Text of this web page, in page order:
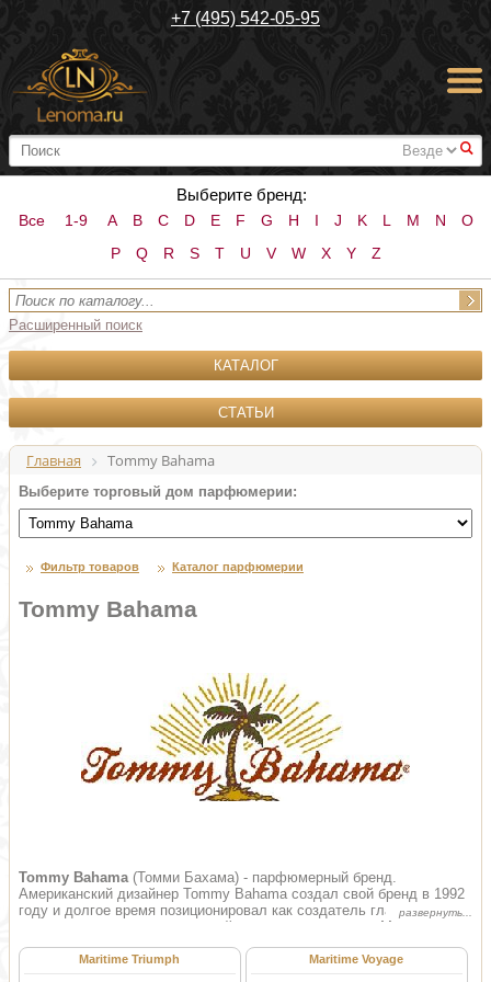
+7 (495) 542-05-95
#
Выберите бренд:
Все 1-9 A B C D E F G H I J K L M N
O
P
Q R S T U V W X Y Z
Расширенный поиск
КАТАЛОГ
СТАТЬИ
Главная Tommy Bahama
Выберите торговый дом парфюмерии:
Фильтр товаров Каталог парфюмерии
Tommy Bahama
Tommy Bahama(Томми Бахама) - парфюмерный бренд.
Американский дизайнер Tommy Bahama создал свой бренд в 1992
году и долгое время позиционировал как создатель гламурной
одежды и аксессуаров пляжной тематики для элиты. Марка
славилась экстраординарными расцветками и курортным стилем.
Первая коллекция произвела настоящий фурор в дизайне одежды
Maritime Triumph Maritime Voyage